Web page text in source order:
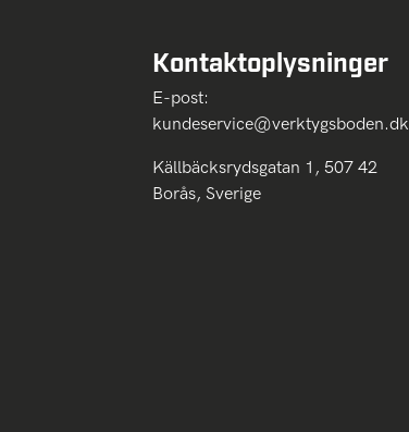
Kontaktoplysninger
E-post:
kundeservice@verktygsboden.dk
Källbäcksrydsgatan 1, 507 42
Borås, Sverige